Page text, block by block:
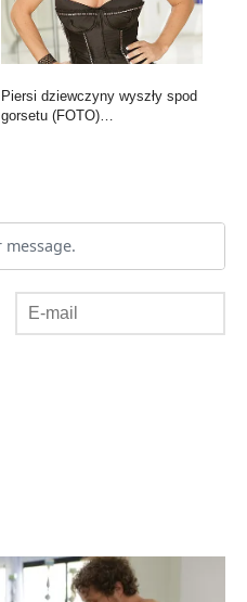
Piersi dziewczyny wyszły spod
gorsetu (FOTO)…